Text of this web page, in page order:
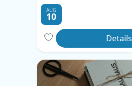
AUG
10
Details